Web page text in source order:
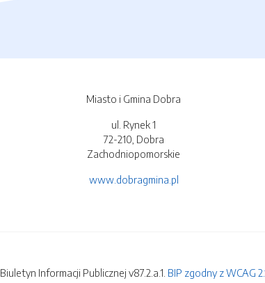
Miasto i Gmina Dobra
ul. Rynek 1
72-210, Dobra
Zachodniopomorskie
www.dobragmina.pl
Biuletyn Informacji Publicznej v87.2.a.1. BIP zgodny z WCAG